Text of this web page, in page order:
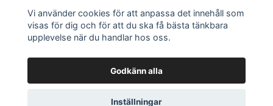
Vi använder cookies för att anpassa det innehåll som
visas för dig och för att du ska få bästa tänkbara
upplevelse när du handlar hos oss.
Godkänn alla
Inställningar